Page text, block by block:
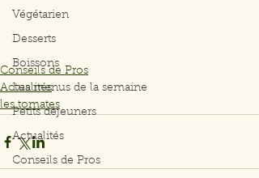
Végétarien
Desserts
Boissons
Les menus de la semaine
Petits déjeuners
Actualités
Conseils de Pros
Conseils de Pros
Actualités
les tomates